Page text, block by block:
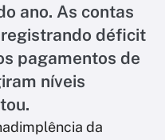
ano. As contas
déficit
pagamentos de
níveis
da